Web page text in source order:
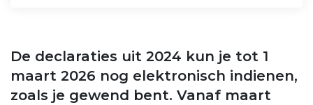
De declaraties uit 2024 kun je tot 1
maart 2026 nog elektronisch indienen,
zoals je gewend bent. Vanaf maart